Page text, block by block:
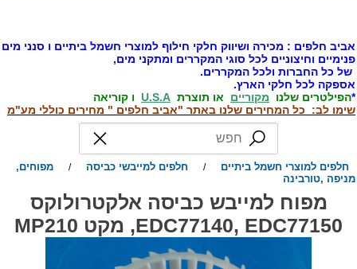
חלפים : מכירה ושיווק חלקי חילוף למוצרי חשמל ביתיים ו סנני מים
וחיצוניים לכל סוגי המקררים ומתקני מים,
כל החברות ולכל המקררים.
לכל חלקי הארץ.
הפילטרים שלנו מקורייםאו תוצרת U.S.Aו קוריאה
לב: כל המחירים שלנו באתר "אביב חלפים " מחירים כוללי מע"מ
חלפים למוצרי חשמל ביתיים חלפים למייבשי כביסה
מפוחים,
,טורבינה
מפוח למייבש כביסה אלקטרולוקס
EDC77140, EDC77150, מקט MP210